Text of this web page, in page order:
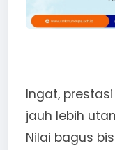
Ingat,
jauh lebih
Nilai bagus